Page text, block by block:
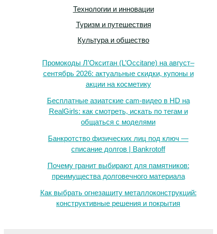
Технологии и инновации
Туризм и путешествия
Культура и общество
Промокоды Л’Окситан (L’Occitane) на август–
сентябрь 2026: актуальные скидки, купоны и
акции на косметику
Бесплатные азиатские cam-видео в HD на
RealGirls: как смотреть, искать по тегам и
общаться с моделями
Банкротство физических лиц под ключ —
списание долгов | Bankrotoff
Почему гранит выбирают для памятников:
преимущества долговечного материала
Как выбрать огнезащиту металлоконструкций:
конструктивные решения и покрытия